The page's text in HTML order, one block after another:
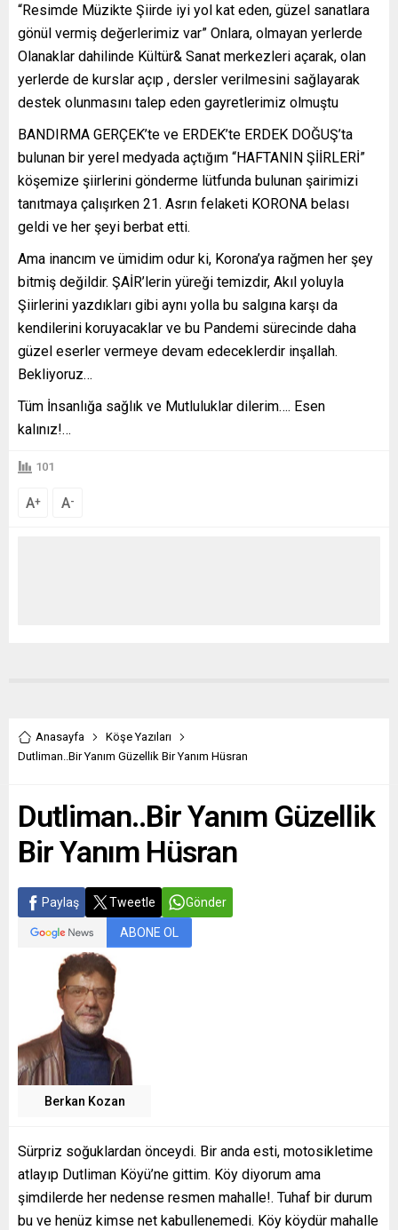
“Resimde Müzikte Şiirde iyi yol kat eden, güzel sanatlara
gönül vermiş değerlerimiz var” Onlara, olmayan yerlerde
Olanaklar dahilinde Kültür& Sanat merkezleri açarak, olan
yerlerde de kurslar açıp , dersler verilmesini sağlayarak
destek olunmasını talep eden gayretlerimiz olmuştu
BANDIRMA GERÇEK’te ve ERDEK’te ERDEK DOĞUŞ’ta
bulunan bir yerel medyada açtığım “HAFTANIN ŞİİRLERİ”
köşemize şiirlerini gönderme lütfunda bulunan şairimizi
tanıtmaya çalışırken 21. Asrın felaketi KORONA belası
geldi ve her şeyi berbat etti.
Ama inancım ve ümidim odur ki, Korona’ya rağmen her şey
bitmiş değildir. ŞAİR’lerin yüreği temizdir, Akıl yoluyla
Şiirlerini yazdıkları gibi aynı yolla bu salgına karşı da
kendilerini koruyacaklar ve bu Pandemi sürecinde daha
güzel eserler vermeye devam edeceklerdir inşallah.
Bekliyoruz…
Tüm İnsanlığa sağlık ve Mutluluklar dilerim…. Esen
kalınız!…
101
A+ A-
Anasayfa
Köşe Yazıları
Dutliman..Bir Yanım Güzellik Bir Yanım Hüsran
Dutliman..Bir Yanım Güzellik
Bir Yanım Hüsran
Paylaş Tweetle Gönder
ABONE OL
Berkan Kozan
Sürpriz soğuklardan önceydi. Bir anda esti, motosikletime
atlayıp Dutliman Köyü’ne gittim. Köy diyorum ama
şimdilerde her nedense resmen mahalle!. Tuhaf bir durum
bu ve henüz kimse net kabullenemedi. Köy köydür mahalle